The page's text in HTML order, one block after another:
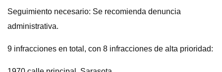
Seguimiento necesario: Se recomienda denuncia
administrativa.
9 infracciones en total, con 8 infracciones de alta prioridad: